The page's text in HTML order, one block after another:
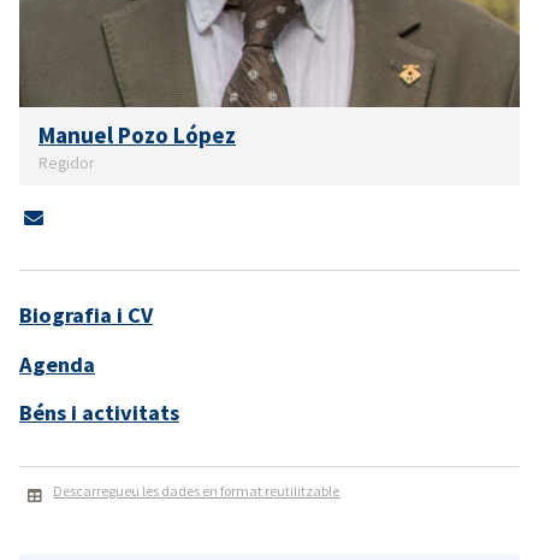
Manuel Pozo López
Regidor
Biografia i CV
Agenda
Béns i activitats
Descarregueu les dades en format reutilitzable